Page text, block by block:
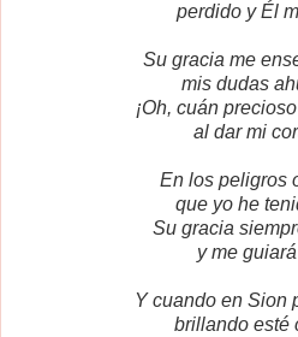
perdido y Él
Su gracia me
mis dudas
¡Oh, cuán
al dar mi
En los peligros
que yo he
Su gracia
y me
Y cuando en Sion
brillando esté